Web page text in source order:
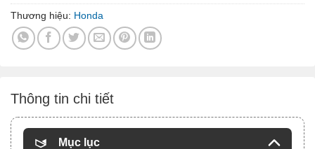
Thương hiệu: Honda
Thông tin chi tiết
Mục lục